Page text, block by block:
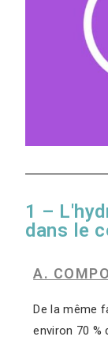
1 –
dans le
A.
De la même
environ 70 %